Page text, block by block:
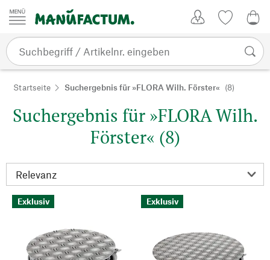
Zum Inhalt springen
Startseite Suchergebnis für »FLORA Wilh. Förster« (8)
Suchergebnis für »FLORA Wilh.
Förster« (8)
Exklusiv Exklusiv